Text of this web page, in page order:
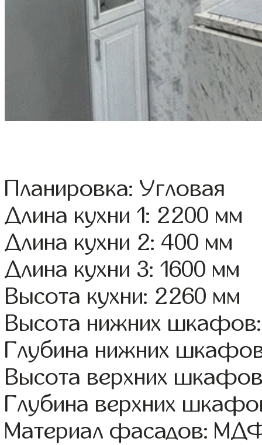
Планировка: Угловая
Длина кухни 1: 2200 мм
Длина кухни 2: 400 мм
Длина кухни 3: 1600 мм
Высота кухни: 2260 мм
Высота нижних
Глубина нижних
Высота верхних
Глубина верхних
Материал фасадов: